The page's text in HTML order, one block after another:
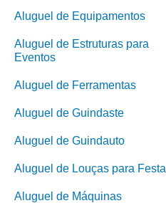
Aluguel de Equipamentos
Aluguel de Estruturas para
Eventos
Aluguel de Ferramentas
Aluguel de Guindaste
Aluguel de Guindauto
Aluguel de Louças para Festa
Aluguel de Máquinas